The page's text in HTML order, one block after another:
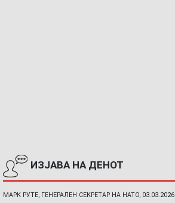
ИЗЈАВА НА ДЕНОТ
МАРК РУТЕ, ГЕНЕРАЛЕН СЕКРЕТАР НА НАТО, 03.03.2026